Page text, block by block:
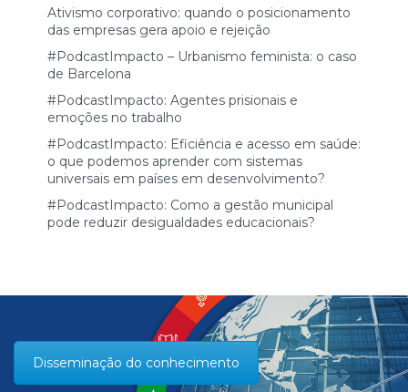
Ativismo corporativo: quando o posicionamento
das empresas gera apoio e rejeição
#PodcastImpacto – Urbanismo feminista: o caso
de Barcelona
#PodcastImpacto: Agentes prisionais e
emoções no trabalho
#PodcastImpacto: Eficiência e acesso em saúde:
o que podemos aprender com sistemas
universais em países em desenvolvimento?
#PodcastImpacto: Como a gestão municipal
pode reduzir desigualdades educacionais?
Disseminação do conhecimento